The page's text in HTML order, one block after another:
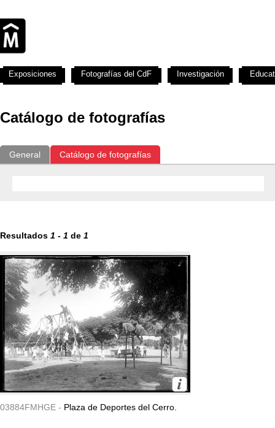
Catálogo de fotografías
General Catálogo de fotografías
Resultados 1 - 1 de 1
03884FMHGE - Plaza de Deportes del Cerro.
Exposiciones Fotografías del CdF Investigación